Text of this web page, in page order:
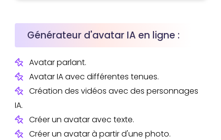
Générateur d'avatar IA en ligne :
Avatar parlant.
Avatar IA avec différentes tenues.
Création des vidéos avec des personnages
IA.
Créer un avatar avec texte.
Créer un avatar à partir d'une photo.